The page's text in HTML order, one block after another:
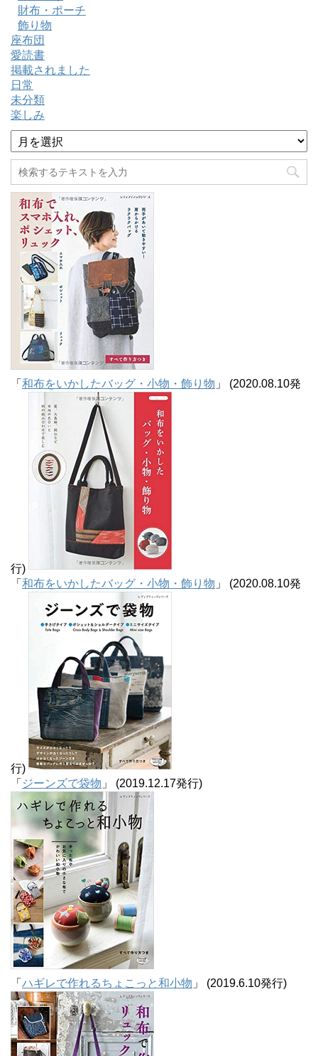
財布・ポーチ
飾り物
座布団
愛読書
掲載されました
日常
未分類
楽しみ
ア
ー
カ
イ
ブ
「 和布をいかしたバッグ・小物・飾り物 」 (2020.08.10発
行)
「 和布をいかしたバッグ・小物・飾り物 」 (2020.08.10発
行)
「 ジーンズで袋物 」 (2019.12.17発行)
「 ハギレで作れるちょこっと和小物 」 (2019.6.10発行)